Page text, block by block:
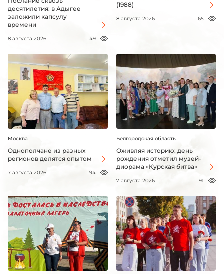
десятилетия: в Адыгее
заложили капсулу
времени
8 августа 2026 49
(1988)
8 августа 2026 65
Москва
Однополчане из разных
регионов делятся опытом
7 августа 2026 94
Белгородская область
Оживляя историю: день
рождения отметил музей-
диорама «Курская битва»
7 августа 2026 91